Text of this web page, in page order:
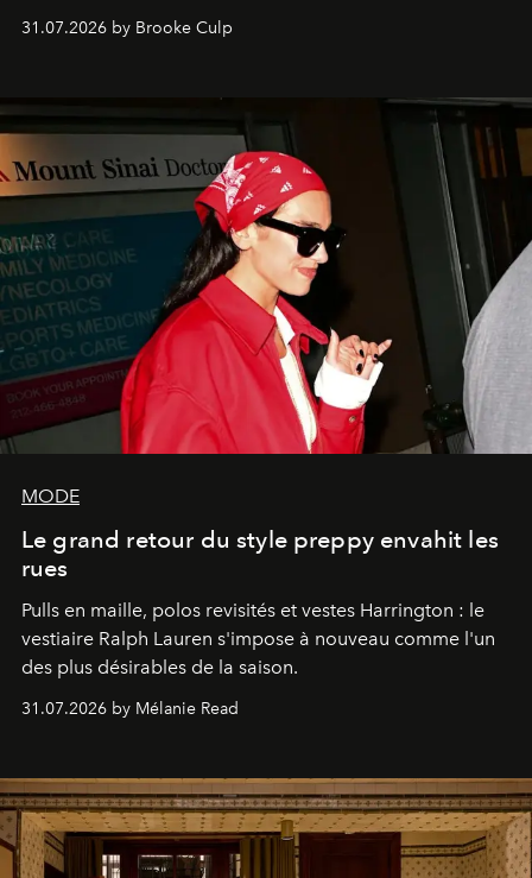
31.07.2026 by Brooke Culp
MODE
Le grand retour du style preppy envahit les
rues
Pulls en maille, polos revisités et vestes Harrington : le
vestiaire Ralph Lauren s'impose à nouveau comme l'un
des plus désirables de la saison.
31.07.2026 by Mélanie Read